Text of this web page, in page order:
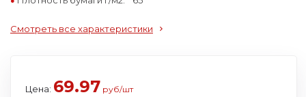
Смотреть все характеристики
Цена: 69.97 руб/шт